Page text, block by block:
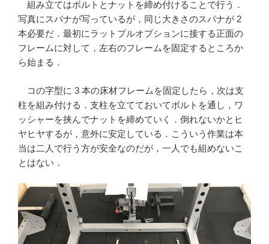
組み立てはボルトとナットを締め付けることで行う．
写真にスパナが写っているが，同じ大きさのスパナが 2
本必要だ．最初にラットプルオプションに接する正面の
フレームに対して，左右のフレームを固定するところか
ら始まる．
コの字型に 3 本の床材フレームを固定したら，次は支
柱を組み付ける．支柱を立てておいてボルトを通し，ワ
ッシャーを挟んでナットを締めていく．倒れないかとヒ
ヤヒヤするが，意外に安定している．こういう作業は本
当は二人で行う方が安全なのだが，一人でも組めないこ
とはない．